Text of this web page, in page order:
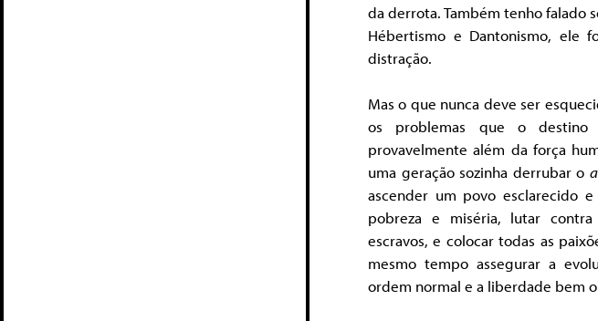
da derrota. Também tenho falado
Hébertismo e Dantonismo, ele
distração.
Mas o que nunca deve ser
os problemas que o
provavelmente além da força
uma geração sozinha derrubar o
ascender um povo esclarecido
pobreza e miséria, lutar
escravos, e colocar todas as
mesmo tempo assegurar a
ordem normal e a liberdade bem